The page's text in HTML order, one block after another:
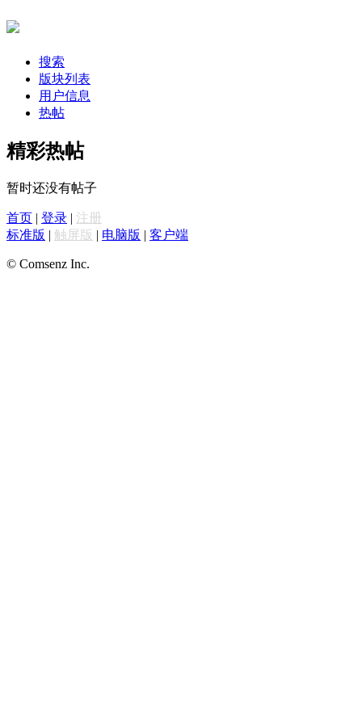
搜索
版块列表
用户信息
热帖
精彩热帖
暂时还没有帖子
首页 | 登录 | 注册
标准版 | 触屏版 | 电脑版 | 客户端
© Comsenz Inc.